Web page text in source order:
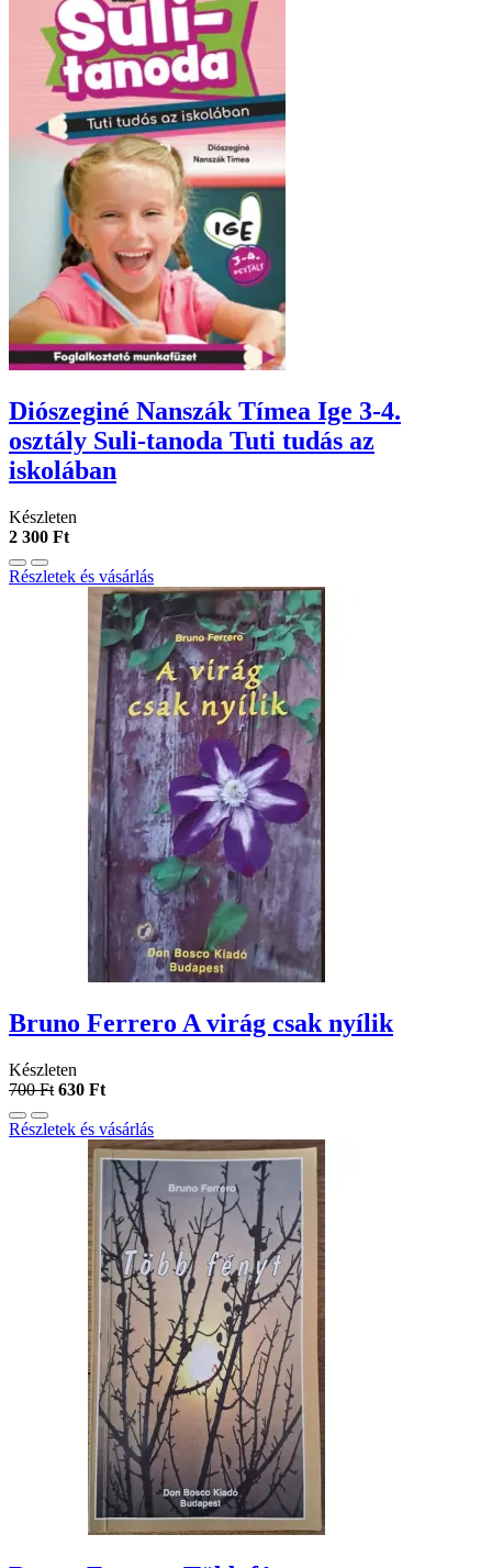
Diószeginé Nanszák Tímea Ige 3-4.
osztály Suli-tanoda Tuti tudás az
iskolában
Készleten
2 300 Ft
Részletek és vásárlás
Bruno Ferrero A virág csak nyílik
Készleten
700 Ft 630 Ft
Részletek és vásárlás